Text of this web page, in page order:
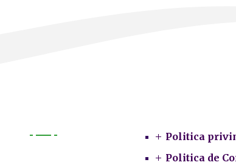
Politica
Politica de